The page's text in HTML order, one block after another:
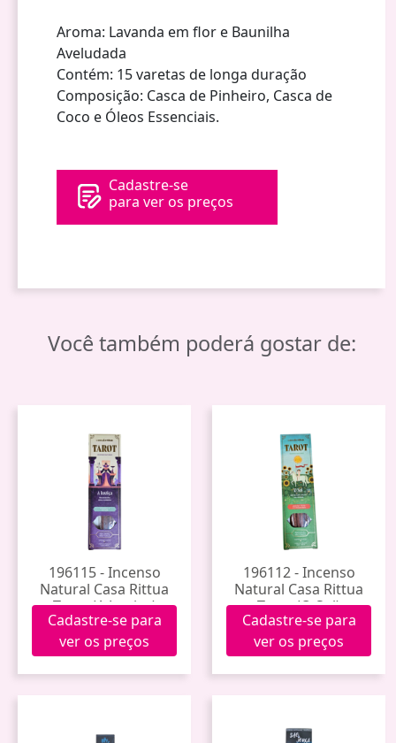
Aroma: Lavanda em flor e Baunilha
Aveludada
Contém: 15 varetas de longa duração
Composição: Casca de Pinheiro, Casca de
Coco e Óleos Essenciais.
Cadastre-se
para ver os preços
Você também poderá gostar de:
196115 - Incenso
Natural Casa Rittua
Tarot (A Justiça)
Cadastre-se para
ver os preços
196112 - Incenso
Natural Casa Rittua
Tarot (O Sol)
Cadastre-se para
ver os preços